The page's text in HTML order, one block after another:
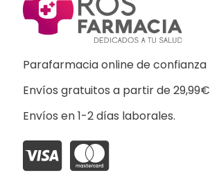
Parafarmacia online de confianza
Envíos gratuitos a partir de 29,99€
Envíos en 1-2 días laborales.